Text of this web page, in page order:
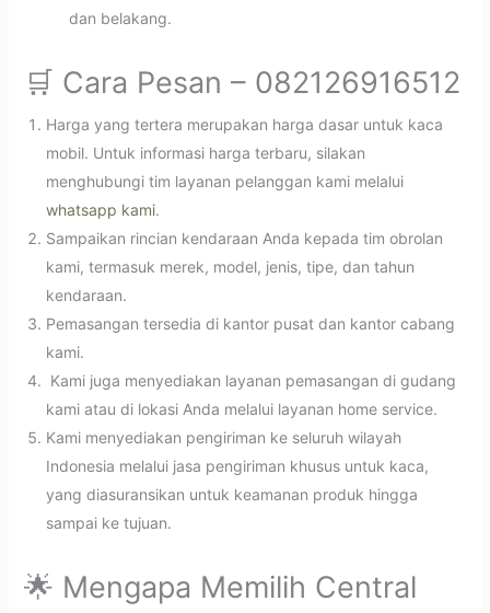
dan belakang.
🛒 Cara Pesan – 082126916512
Harga yang tertera merupakan harga dasar untuk kaca
mobil. Untuk informasi harga terbaru, silakan
menghubungi tim layanan pelanggan kami melalui
whatsapp kami.
Sampaikan rincian kendaraan Anda kepada tim obrolan
kami, termasuk merek, model, jenis, tipe, dan tahun
kendaraan.
Pemasangan tersedia di kantor pusat dan kantor cabang
kami.
Kami juga menyediakan layanan pemasangan di gudang
kami atau di lokasi Anda melalui layanan home service.
Kami menyediakan pengiriman ke seluruh wilayah
Indonesia melalui jasa pengiriman khusus untuk kaca,
yang diasuransikan untuk keamanan produk hingga
sampai ke tujuan.
🌟 Mengapa Memilih Central